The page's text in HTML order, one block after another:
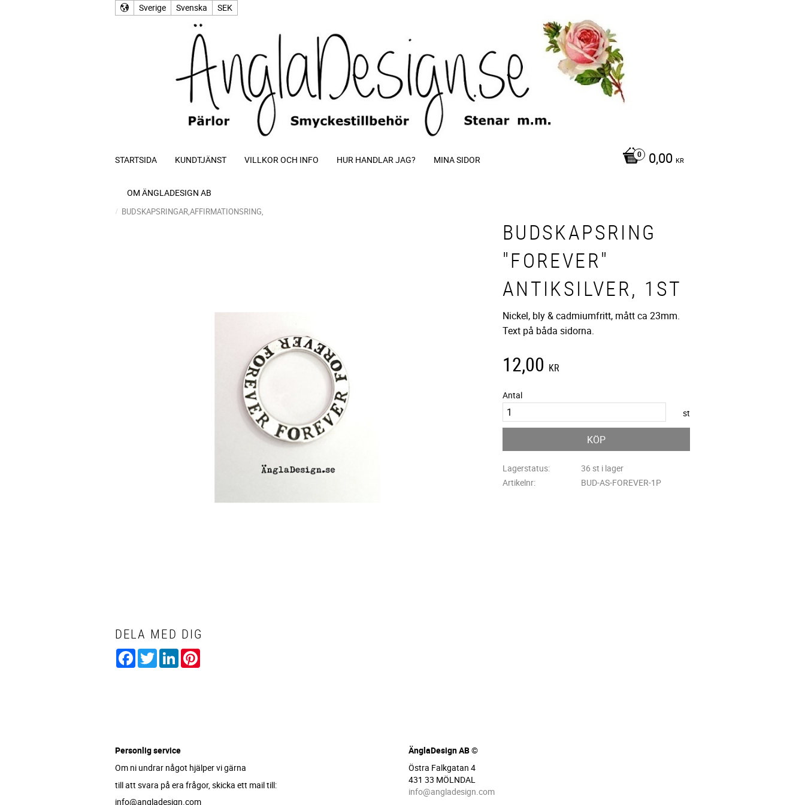
Sverige Svenska SEK
0,00 KR
STARTSIDA KUNDTJÄNST VILLKOR OCH INFO HUR HANDLAR JAG? MINA SIDOR
OM ÄNGLADESIGN AB
BUDSKAPSRINGAR,AFFIRMATIONSRING,
BUDSKAPSRING
"FOREVER"
ANTIKSILVER, 1ST
Nickel, bly & cadmiumfritt, mått ca 23mm.
Text på båda sidorna.
12,00 KR
Antal
st
KÖP
Lagerstatus
36 st i lager
Artikelnr
BUD-AS-FOREVER-1P
DELA MED DIG
Facebook
TwitterLinkedIn
Personlig service
Om ni undrar något hjälper vi gärna
till att svara på era frågor, skicka ett mail till:
info@angladesign.com
ÄnglaDesign AB ©
Östra Falkgatan 4
431 33 MÖLNDAL
info@angladesign.com